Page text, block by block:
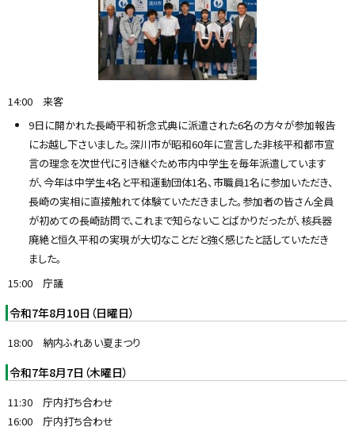
14:00 来客
9日に開かれた長崎平和祈念式典に派遣された6名の方々が参加報告
にお越し下さいました。深川市が昭和60年に宣言した非核平和都市宣
言の理念を次世代に引き継ぐため市内中学生を毎年派遣しています
が、今年は中学生4名と平和運動団体1名、市職員1名に参加いただき、
長崎の実相に直接触れて体験ていただきました。参加者の皆さん全員
が初めての長崎訪問で、これまで知らないことばかりだったが、核兵器
廃絶と恒久平和の実現が大切なことだと強く感じたと話していただき
ました。
15:00 庁議
令和7年8月10日（日曜日）
18:00 納内ふれあい夏まつり
令和7年8月7日（木曜日）
11:30 庁内打ち合わせ
16:00 庁内打ち合わせ